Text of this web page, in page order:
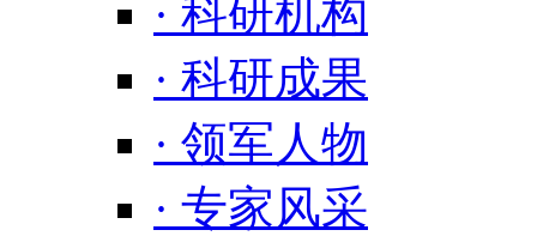
· 科研机构
· 科研成果
· 领军人物
· 专家风采